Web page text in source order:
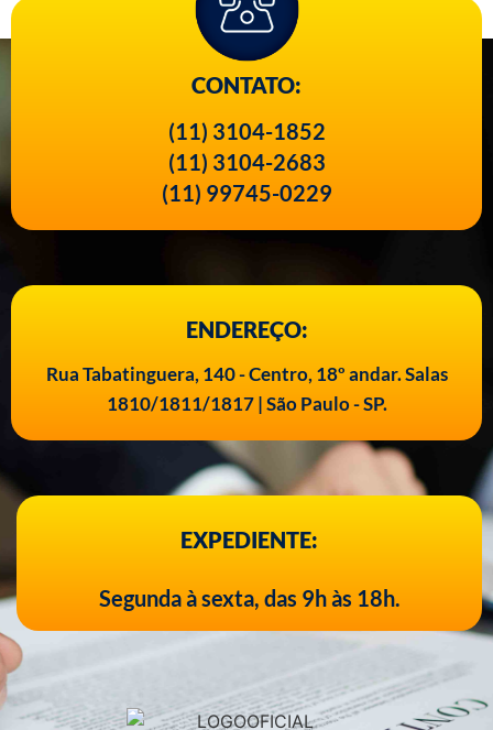
CONTATO:
(11) 3104-1852
(11) 3104-2683
(11) 99745-0229
ENDEREÇO:
Rua Tabatinguera, 140 - Centro, 18º andar. Salas
1810/1811/1817 | São Paulo - SP.
EXPEDIENTE:
Segunda à sexta, das 9h às 18h.